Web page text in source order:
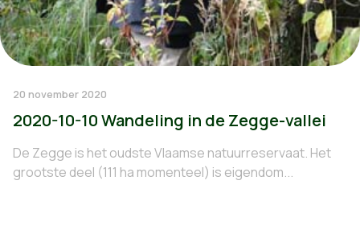
20 november 2020
2020-10-10 Wandeling in de Zegge-vallei
De Zegge is het oudste Vlaamse natuurreservaat. Het
grootste deel (111 ha momenteel) is eigendom...